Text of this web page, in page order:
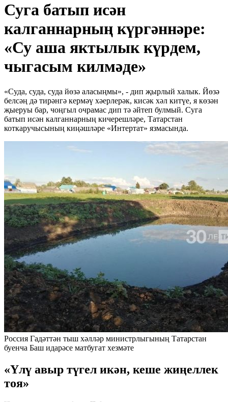
Суга батып исән
калганнарның күргәннәре:
«Су аша яктылык күрдем,
чыгасым килмәде»
«Суда, суда, суда йөзә аласыңмы», - дип җырлый халык. Йөзә
белсәң дә тирәнгә кермәү хәерлерәк, кисәк хәл китүе, я көзән
җыеруы бар, чоңгыл очрамас дип тә әйтеп булмый. Суга
батып исән калганнарның кичерешләре, Татарстан
коткаручысының киңәшләре «Интертат» язмасында.
Россия Гадәттән тыш хәлләр министрлыгының Татарстан
буенча Баш идарәсе матбугат хезмәте
«Үлү авыр түгел икән, кеше жиңеллек
тоя»